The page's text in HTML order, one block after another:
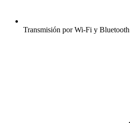
Transmisión por Wi-Fi y Bluetooth